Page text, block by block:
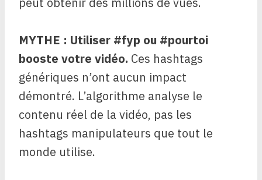
MYTHE : Utiliser #fyp ou #pourtoi
booste votre vidéo. Ces hashtags
génériques n’ont aucun impact
démontré. L’algorithme analyse le
contenu réel de la vidéo, pas les
hashtags manipulateurs que tout le
monde utilise.